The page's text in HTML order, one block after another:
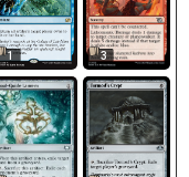
1 3